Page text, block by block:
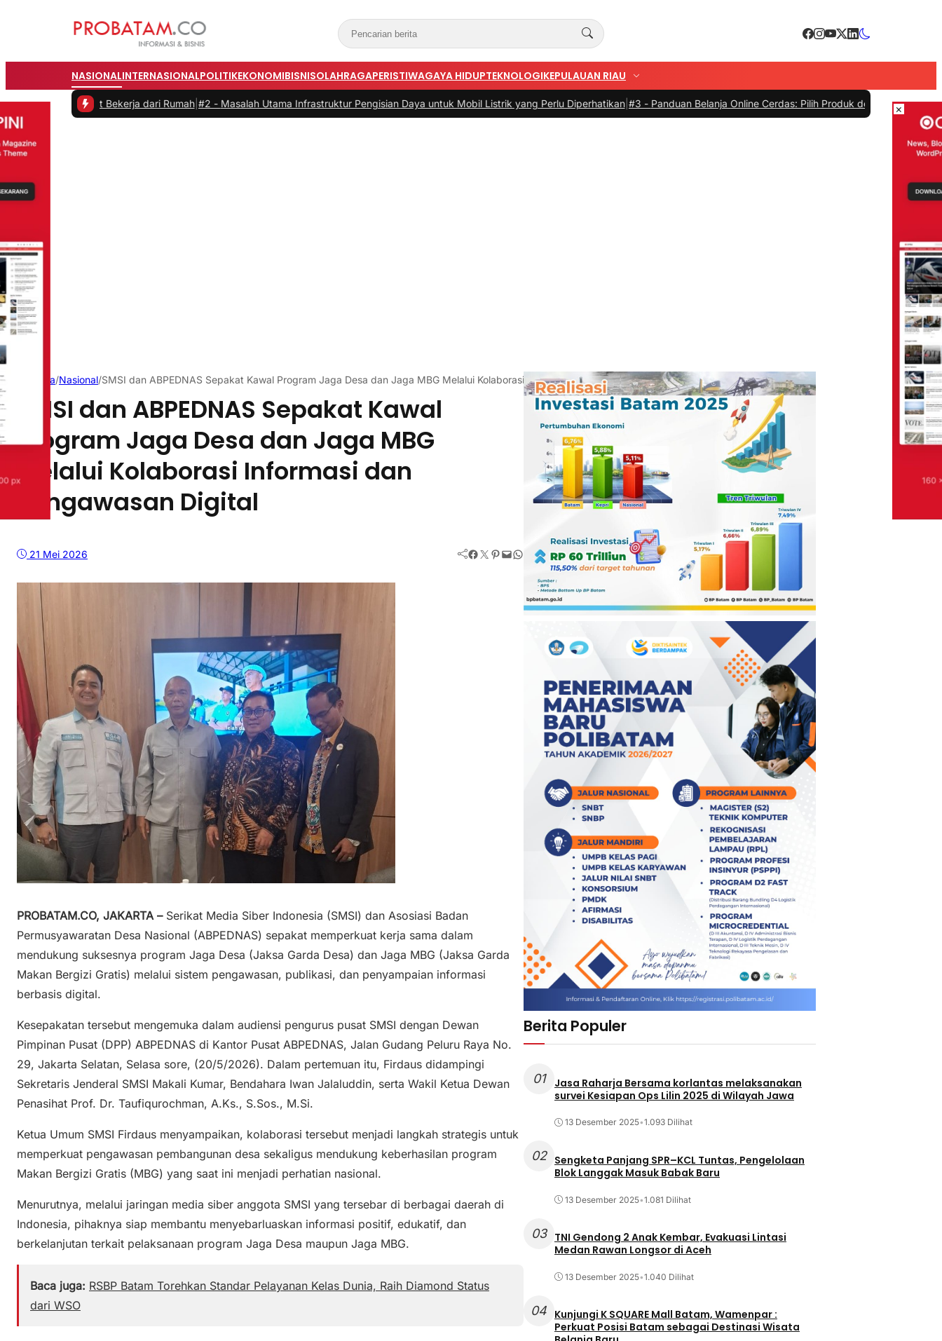
NASIONALINTERNASIONALPOLITIKEKONOMIBISNISOLAHRAGAPERISTIWAGAYA HIDUPTEKNOLOGIKEPULAUAN RIAU
saat Bekerja dari Rumah|#2 -Masalah Utama Infrastruktur Pengisian Daya untuk Mobil Listrik yang Perlu Diperhatikan| #3 -Panduan Belanja Online Cerdas: Pilih Produk dengan Bijak dan Hindari
Beranda/Nasional/SMSI dan ABPEDNAS Sepakat Kawal Program Jaga Desa dan Jaga MBG Melalui Kolaborasi Informasi dan Pengawasan Digital
SMSI dan ABPEDNAS Sepakat Kawal
Program Jaga Desa dan Jaga MBG
Melalui Kolaborasi Informasi dan
Pengawasan Digital
21 Mei 2026 Facebook Twitter Pinterest Mail WhatsApp
PROBATAM.CO, JAKARTA – Serikat Media Siber Indonesia (SMSI) dan Asosiasi Badan
Permusyawaratan Desa Nasional (ABPEDNAS) sepakat memperkuat kerja sama dalam
mendukung suksesnya program Jaga Desa (Jaksa Garda Desa) dan Jaga MBG (Jaksa Garda
Makan Bergizi Gratis) melalui sistem pengawasan, publikasi, dan penyampaian informasi
berbasis digital.
Kesepakatan tersebut mengemuka dalam audiensi pengurus pusat SMSI dengan Dewan
Pimpinan Pusat (DPP) ABPEDNAS di Kantor Pusat ABPEDNAS, Jalan Gudang Peluru Raya No.
29, Jakarta Selatan, Selasa sore, (20/5/2026). Dalam pertemuan itu, Firdaus didampingi
Sekretaris Jenderal SMSI Makali Kumar, Bendahara Iwan Jalaluddin, serta Wakil Ketua Dewan
Penasihat Prof. Dr. Taufiqurochman, A.Ks., S.Sos., M.Si.
Ketua Umum SMSI Firdaus menyampaikan, kolaborasi tersebut menjadi langkah strategis untuk
memperkuat pengawasan pembangunan desa sekaligus mendukung keberhasilan program
Makan Bergizi Gratis (MBG) yang saat ini menjadi perhatian nasional.
Menurutnya, melalui jaringan media siber anggota SMSI yang tersebar di berbagai daerah di
Indonesia, pihaknya siap membantu menyebarluaskan informasi positif, edukatif, dan
berkelanjutan terkait pelaksanaan program Jaga Desa maupun Jaga MBG.
Baca juga: RSBP Batam Torehkan Standar Pelayanan Kelas Dunia, Raih Diamond Status
dari WSO
Berita Populer
01
Jasa Raharja Bersama korlantas melaksanakan
survei Kesiapan Ops Lilin 2025 di Wilayah Jawa
13 Desember 2025•1.093 Dilihat
02
Sengketa Panjang SPR–KCL Tuntas, Pengelolaan
Blok Langgak Masuk Babak Baru
13 Desember 2025•1.081 Dilihat
03
TNI Gendong 2 Anak Kembar, Evakuasi Lintasi
Medan Rawan Longsor di Aceh
13 Desember 2025•1.040 Dilihat
04 Kunjungi K SQUARE Mall Batam, Wamenpar :
Perkuat Posisi Batam sebagai Destinasi Wisata
×